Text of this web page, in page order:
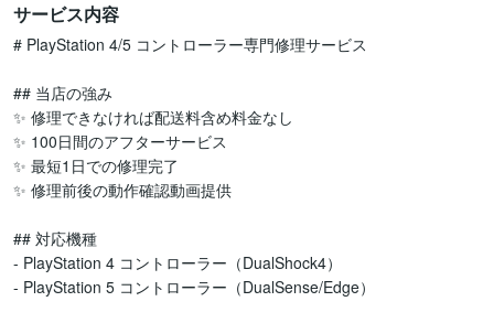
サービス内容
# PlayStation 4/5 コントローラー専門修理サービス
## 当店の強み
✨ 修理できなければ配送料含め料金なし
✨ 100日間のアフターサービス
✨ 最短1日での修理完了
✨ 修理前後の動作確認動画提供
## 対応機種
- PlayStation 4 コントローラー（DualShock4）
- PlayStation 5 コントローラー（DualSense/Edge）